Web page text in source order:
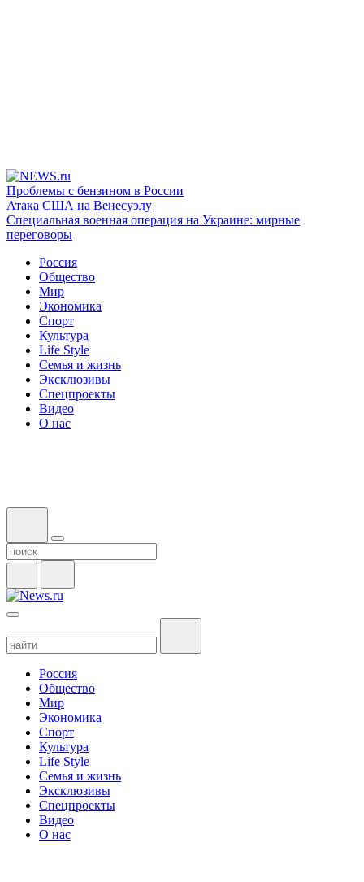
Проблемы с бензином в России
Атака США на Венесуэлу
Специальная военная операция на Украине: мирные
переговоры
Россия
Общество
Мир
Экономика
Спорт
Культура
Life Style
Семья и жизнь
Эксклюзивы
Спецпроекты
Видео
О нас
Россия
Общество
Мир
Экономика
Спорт
Культура
Life Style
Семья и жизнь
Эксклюзивы
Спецпроекты
Видео
О нас